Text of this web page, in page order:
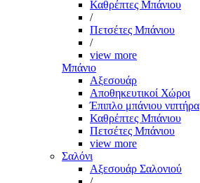
Καθρέπτες Μπάνιου
/
Πετσέτες Μπάνιου
/
view more
Μπάνιο
Αξεσουάρ
Αποθηκευτικοί Χώροι
Έπιπλο μπάνιου νιπτήρα
Καθρέπτες Μπάνιου
Πετσέτες Μπάνιου
view more
Σαλόνι
Αξεσουάρ Σαλονιού